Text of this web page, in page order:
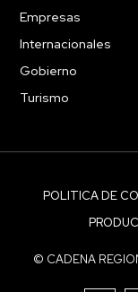
Empresas
Internacionales
Gobierno
Turismo
POLITICA DE
© CADENA